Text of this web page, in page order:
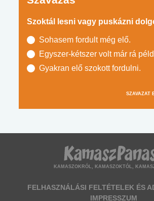
Szoktál lesni vagy puskázni
Sohasem fordult még elő.
Egyszer-kétszer volt már rá
Gyakran elő szokott fordulni.
SZAVAZAT
KAMASZOKRÓL, KAMASZOKTÓL,
FELHASZNÁLÁSI FELTÉTELEK ÉS
IMPRESSZUM